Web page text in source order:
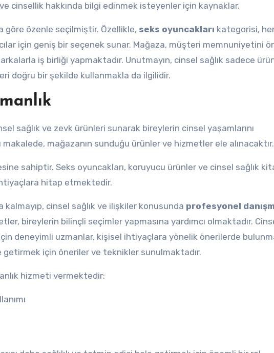
cinsellik hakkında bilgi edinmek isteyenler için kaynaklar.
göre özenle seçilmiştir. Özellikle, seks oyuncakları kategorisi,
için geniş bir seçenek sunar. Mağaza, müşteri memnuniyetini
iş birliği yapmaktadır. Unutmayın, cinsel sağlık sadece
doğru bir şekilde kullanmakla da ilgilidir.
sağlık ve zevk ürünleri sunarak bireylerin cinsel yaşamlarını
mağazanın sunduğu ürünler ve hizmetler ele alınacaktır.
sahiptir. Seks oyuncakları, koruyucu ürünler ve cinsel sağlık
hitap etmektedir.
kalmayıp, cinsel sağlık ve ilişkiler konusunda profesyonel
bireylerin bilinçli seçimler yapmasına yardımcı olmaktadır.
deneyimli uzmanlar, kişisel ihtiyaçlara yönelik önerilerde
getirmek için öneriler ve teknikler sunulmaktadır.
hizmeti vermektedir: